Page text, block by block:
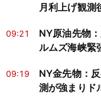
月利上げ観測
09:21
NY原油先物
ルムズ海峡緊
09:19
NY金先物：
測が強まりド